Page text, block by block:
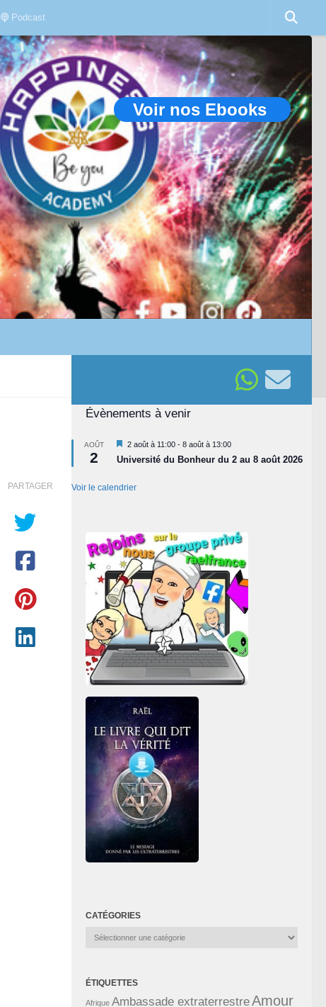
Podcast
Voir nos Ebooks
PARTAGER
Évènements à venir
AOÛT
2
Mis
en
avant
2 août à 11:00 - 8 août à 13:00
Université du Bonheur du 2 au 8 août 2026
Voir le calendrier
CATÉGORIES
Catégories
ÉTIQUETTES
Afrique Ambassade extraterrestreAmour